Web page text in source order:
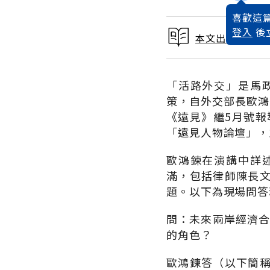
喜歡這
登入 後
本文出自 2009
「活路外交」是
策，自外交部長歐
《遠見》繼5月號
「遠見人物論壇」
歐鴻鍊在演講中詳
滿，包括律師陳長
題。以下為現場問
問：未來兩岸經濟
的角色？
歐鴻鍊答（以下簡